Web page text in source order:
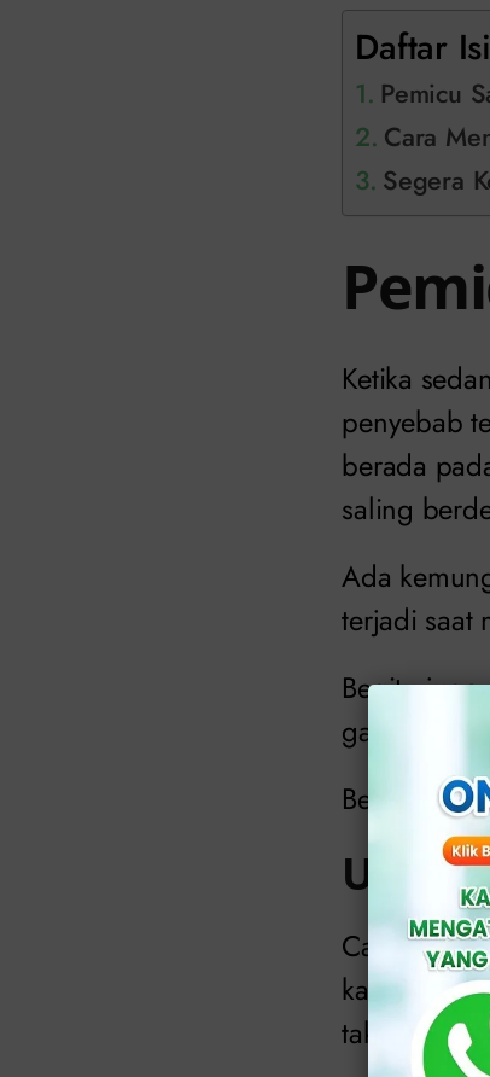
Daftar Isi
Pemicu
Cara
Segera
Ketika
penyebab
berada
saling
Ada
terjadi saat
Begitu
gangguan
Berikut ini
Cairan
kandung
tak dapat